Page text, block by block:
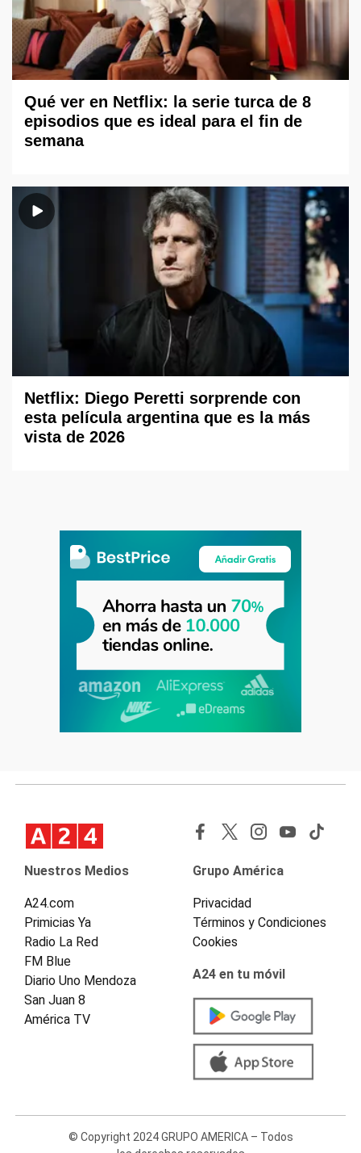
Qué ver en Netflix: la serie turca de 8
episodios que es ideal para el fin de
semana
Netflix: Diego Peretti sorprende con
esta película argentina que es la más
vista de 2026
Nuestros Medios
A24.com
Primicias Ya
Radio La Red
FM Blue
Diario Uno Mendoza
San Juan 8
América TV
Grupo América
Privacidad
Términos y Condiciones
Cookies
A24 en tu móvil
© Copyright 2024 GRUPO AMERICA – Todos